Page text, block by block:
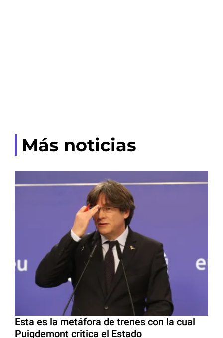
Más noticias
Esta es la metáfora de trenes con la cual
Puigdemont critica el Estado